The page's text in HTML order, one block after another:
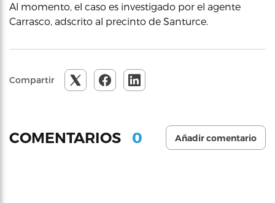
Al momento, el caso es investigado por el agente
Carrasco, adscrito al precinto de Santurce.
Compartir
COMENTARIOS 0 Añadir comentario